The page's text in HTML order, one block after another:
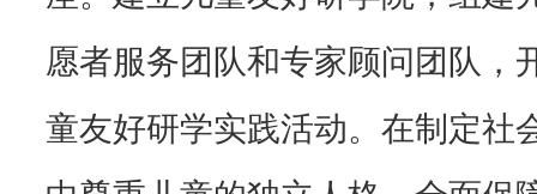
愿者服务团队和专家顾问团队，
童友好研学实践活动。在制定社